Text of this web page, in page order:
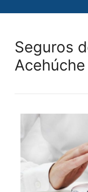
Seguros
Acehúche